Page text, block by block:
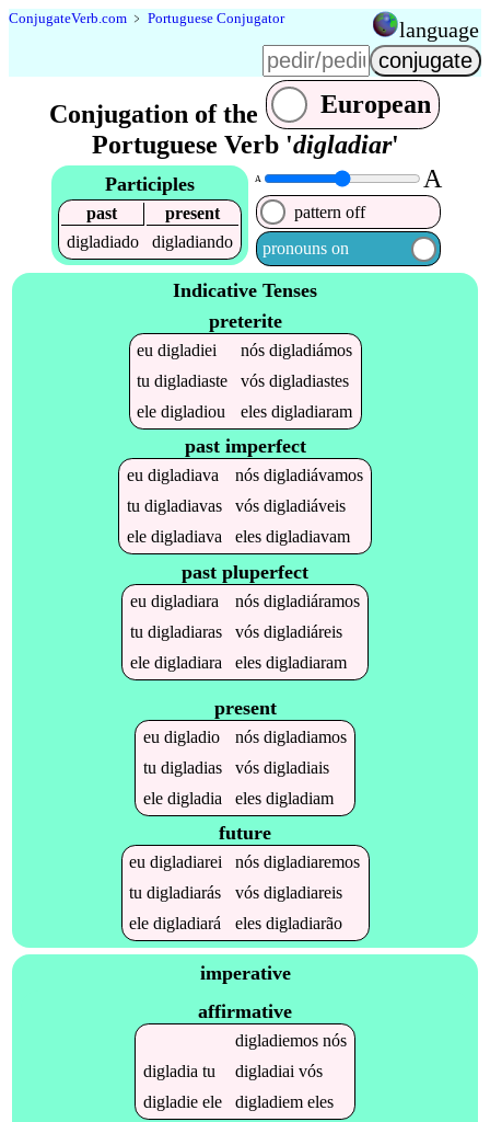
ConjugateVerb.com ﹥ Portuguese Conjugator language
Conjugation of the
European
Portuguese Verb 'digladiar'
Participles
past
present
digladiado
digladiando
A A
pattern off
pronouns on
Indicative Tenses
preterite
eudigladiei nósdigladiámos
tudigladiaste vósdigladiastes
eledigladiou elesdigladiaram
past imperfect
eu digladiava nós digladiávamos
tu digladiavas vós digladiáveis
ele digladiava eles digladiavam
past pluperfect
eu digladiara nós digladiáramos
tu digladiaras vós digladiáreis
ele digladiara eles digladiaram
present
eu digladio nós digladiamos
tu digladias vós digladiais
ele digladia eles digladiam
future
eudigladiarei nósdigladiaremos
tudigladiarás vósdigladiareis
eledigladiará elesdigladiarão
imperative
affirmative
digladiemosnós
digladia tu digladiai vós
digladieele digladiemeles